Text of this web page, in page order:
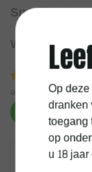
Specificaties
Wat onze
average of 2
Schrijf je
Op
toegang
op
u 18